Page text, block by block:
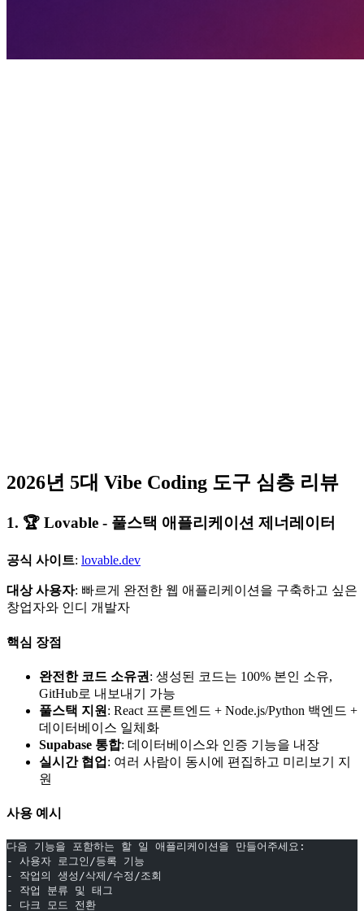
2026년 5대 Vibe Coding 도구 심층 리뷰
1. 🏆 Lovable - 풀스택 애플리케이션 제너레이터
공식 사이트: lovable.dev
대상 사용자: 빠르게 완전한 웹 애플리케이션을 구축하고 싶은
창업자와 인디 개발자
핵심 장점
완전한 코드 소유권 : 생성된 코드는 100% 본인 소유,
GitHub로 내보내기 가능
풀스택 지원 : React 프론트엔드 + Node.js/Python 백엔드 +
데이터베이스 일체화
Supabase 통합: 데이터베이스와 인증 기능을 내장
실시간 협업 : 여러 사람이 동시에 편집하고 미리보기 지
원
사용 예시
다음 기능을 포함하는 할 일 애플리케이션을 만들어주세요:
- 사용자 로그인/등록 기능
- 작업의 생성/삭제/수정/조회
- 작업 분류 및 태그
- 다크 모드 전환